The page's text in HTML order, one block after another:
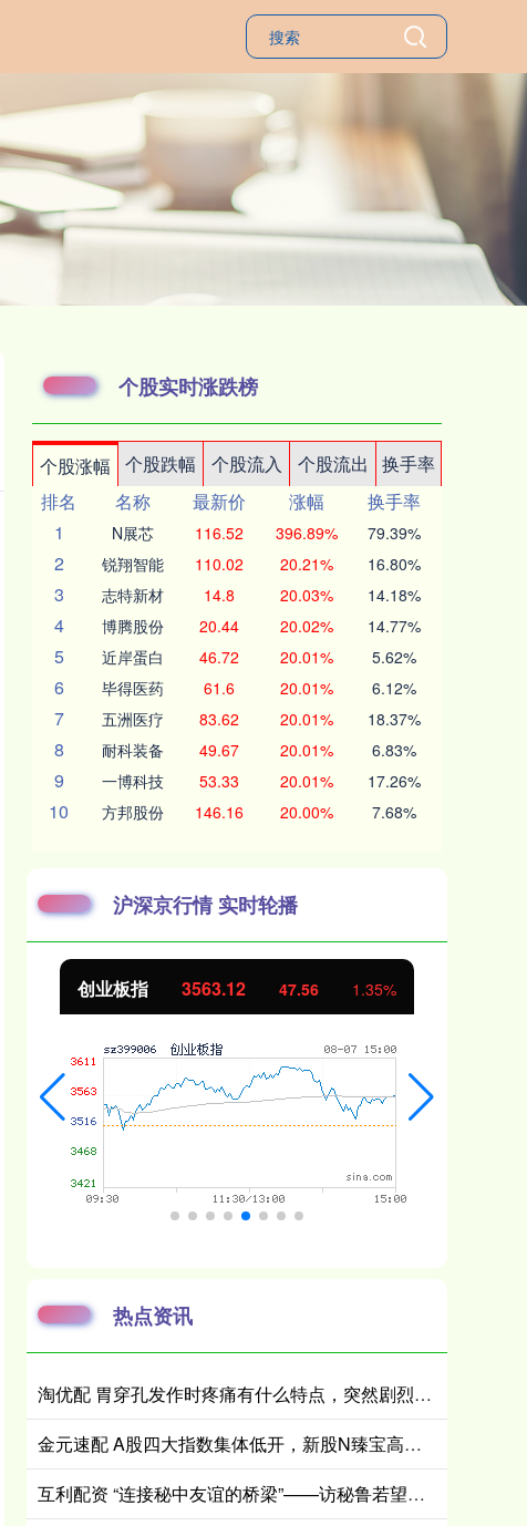
个股实时涨跌榜
个股涨幅 个股跌幅 个股流入 个股流出
换手率
排名
名称 最新价 涨幅
换手率
1
N展芯 116.52 396.89% 79.39%
2 锐翔智能 110.02 20.21% 16.80%
3 志特新材 14.8 20.03% 14.18%
4 博腾股份 20.44 20.02% 14.77%
5 近岸蛋白 46.72 20.01% 5.62%
6 毕得医药 61.6 20.01% 6.12%
7 五洲医疗 83.62 20.01% 18.37%
8 耐科装备 49.67 20.01% 6.83%
9 一博科技 53.33 20.01% 17.26%
10 方邦股份 146.16 20.00% 7.68%
沪深京行情 实时轮播
创业板指 3563.12 47.56 1.35%
热点资讯
淘优配 胃穿孔发作时疼痛有什么特点，突然剧烈腹痛应如何紧急处理
金元速配 A股四大指数集体低开，新股N臻宝高开超900%
互利配资 “连接秘中友谊的桥梁”——访秘鲁若望二十三世秘中学校校长帕扬